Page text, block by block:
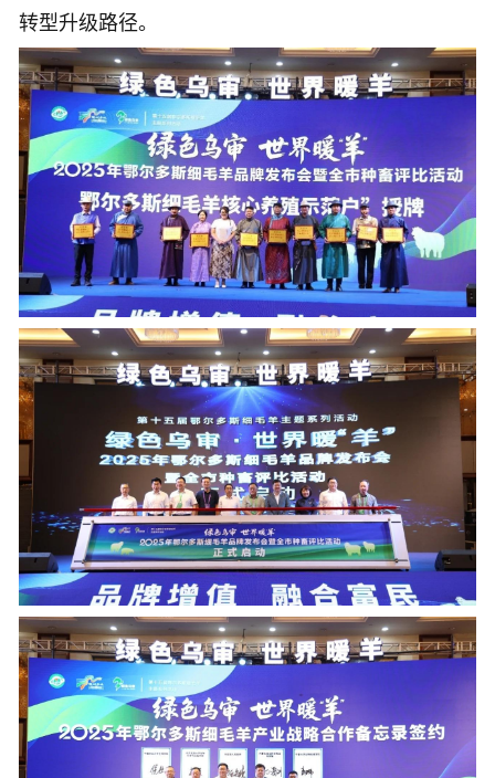
转型升级路径。